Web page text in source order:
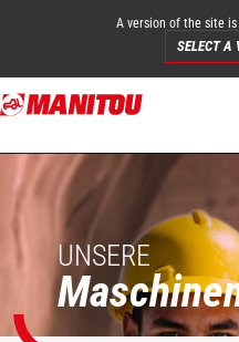
Direkt
zum
A version of the site
SELECT A
UNSERE